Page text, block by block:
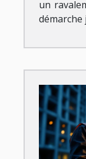
un
démarche